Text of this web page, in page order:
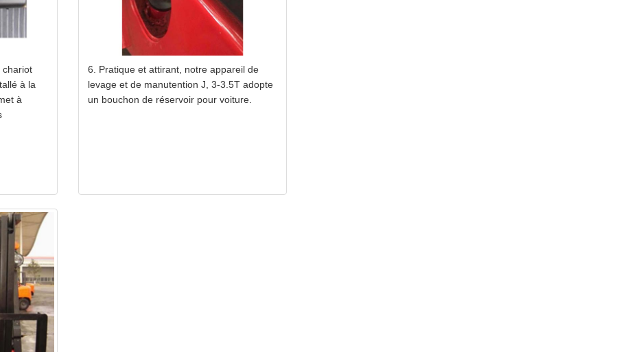
chariot
à la
à
6. Pratique et attirant, notre appareil de
levage et de manutention J, 3-3.5T adopte
un bouchon de réservoir pour voiture.